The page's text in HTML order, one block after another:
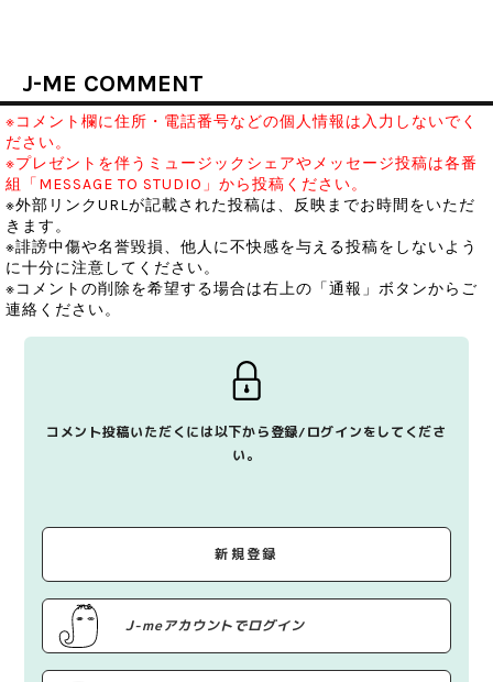
J-ME COMMENT
※コメント欄に住所・電話番号などの個人情報は入力しないでく
ださい。
※プレゼントを伴うミュージックシェアやメッセージ投稿は各番
組「MESSAGE TO STUDIO」から投稿ください。
※外部リンクURLが記載された投稿は、反映までお時間をいただ
きます。
※誹謗中傷や名誉毀損、他人に不快感を与える投稿をしないよう
に十分に注意してください。
※コメントの削除を希望する場合は右上の「通報」ボタンからご
連絡ください。
コメント投稿いただくには以下から登録/ログインをしてくださ
い。
新規登録
J-meアカウントでログイン